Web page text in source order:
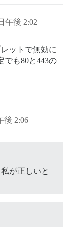
午後 2:02
ットで無効に
でも80と443の
後 2:06
が正しいと